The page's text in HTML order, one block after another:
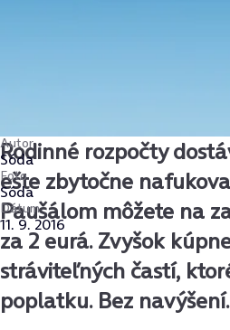
Autor
Sóda
Foto
Sóda
Dátum
11. 9. 2016
Rodinné rozpočty
ešte zbytočne
Paušálom môžete na
za 2 eurá. Zvyšok
stráviteľných častí,
poplatku. Bez navýšení.